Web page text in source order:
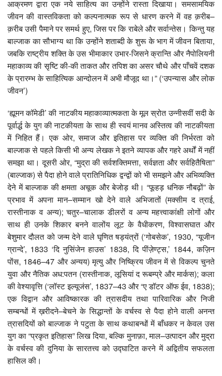
आक्रमण द्वारा एक नये साहित्य का उन्होंने रास्ता दिखाया। समसामयिक
जीवन की वास्तविकता को कल्पनात्मक रूप से धारण करने में वह क़रीब–
क़रीब उसी पैमाने पर समर्थ हुए, जिस पर कि राबेले और सर्वान्तेस। किन्तु यह
बाल्जाक का सौभाग्य था कि उन्होंने शताब्दी के शुरू के भाग में जीवन बिताया,
जबकि राष्ट्रीय शक्ति के उस भीमाकार उभार-जिसने क्रान्ति और नैपोलियनी
महाकाव्य की सृष्टि की-की ताकत और तपिश का असर चौथे और पाँचवें दशक
के प्रारम्भ के साहित्यिक आन्दोलन में अभी मौजूद था।” (‘उपन्यास और लोक
जीवन’)
‘ह्यूमन कॉमेडी’ की नाटकीय महाकाव्यात्मकता के मूल स्रोत उन्नीसवीं सदी के
पूर्वार्द्ध के युग की नाटकीयता के साथ ही स्वयं मानव अस्तित्व की नाटकीयता
में निहित हैं। एक ओर, समाज और इतिहास पर व्यक्ति की निर्भरता को
बाल्जाक से पहले किसी भी अन्य लेखक ने इतने व्यापक और गहरे अर्थों में नहीं
समझा था। दूसरी ओर, “मुद्रा की सर्वशक्तिमत्ता, सर्वज्ञता और सर्वहितैषिता”
(बाल्जाक) से पैदा होने वाले प्रातिनिधिक द्वन्द्वों को भी समझने और अभिव्यक्ति
देने में बाल्जाक की क्षमता अचूक और बेजोड़ थी। “फूहड़ धनिक नौबढ़ों” के
प्रभाव में अपना मान–सम्मान खो देने वाले अभिजातों (मक्सीम द त्राई,
रास्तीनाक व अन्य); चतुर–चालाक डीलरों व अन्य महत्त्वाकांक्षी लोगों और
साथ ही उनके शिकार बनने वालोंय लूट के वैधीकरण, विश्वासघात और
बेशुमार दौलत को जन्म देने वाले घृणित षड्यंत्रों (‘गोबसेक’, 1930, “यूजीन
ग्रान्दे’, 1833 ‘दि नुसिंजेन हाउस’ 1838, दि पींज़ेण्ट्स,’ 1844, कज़िन
पोंस, 1846–47 और अन्यय) मृत्यु और निष्क्रिय जीवन में से विकल्प चुनते
युवा और नैतिक अध:पतन (रास्तीनाक, लूसियां द रूबम्प्रे और मार्कस); कला
की वेश्यावृत्ति (‘लॉस्ट इल्यूजंस’, 1837–43 और “ए डॉटर ऑफ ईव, 1838);
एक विद्वान और आविष्कारक की त्रासदीय तथा पारिवारिक और निजी
सम्बन्धों में ख़रीदने–बेचने के सिद्धान्तों के वर्चस्व से पैदा होने वाली अनन्त
त्रासदियों को बाल्जाक ने पटुता के साथ कथाबन्धों में बाँधकर न केवल उस
युग का “प्रकृत इतिहास” लिख दिया, बल्कि मुनाफ़ा, माल–उत्पादन और मुद्रा
के वर्चस्व की दुनिया के सारतत्त्व को उद्घाटित करने में अद्वितीय सफलता
हासिल की।